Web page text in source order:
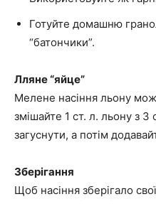
Готуйте домашню
“батончики”.
Лляне “яйце”
Мелене насіння льону
змішайте 1 ст. л. льону з 3
загуснути, а потім
Зберігання
Щоб насіння зберігало